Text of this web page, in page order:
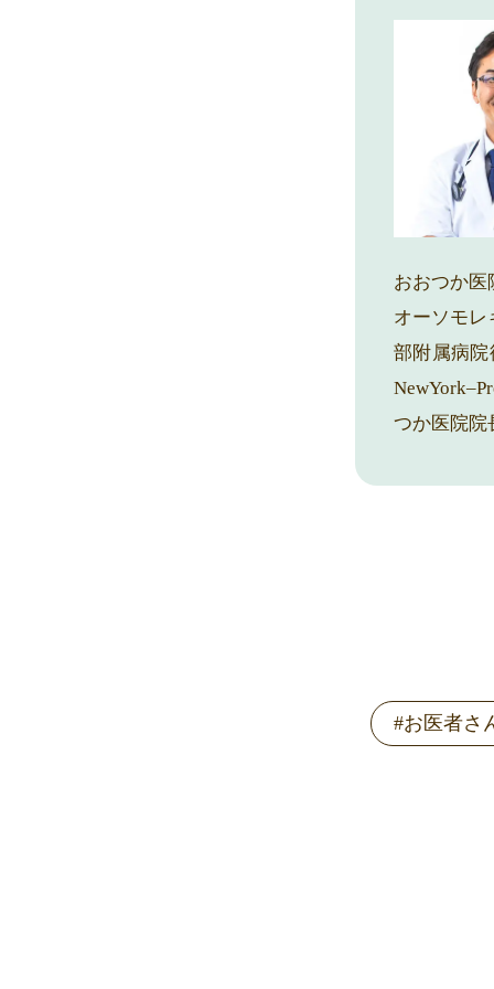
おおつか医
オーソモ
部附属病院
つか医院院
#お医者さ